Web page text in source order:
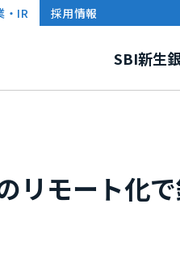
リモート化
・IR 採用情報
企業情報 事業紹介
SBI新生
イブラリー 株式情報
針 環境・社会課題へ